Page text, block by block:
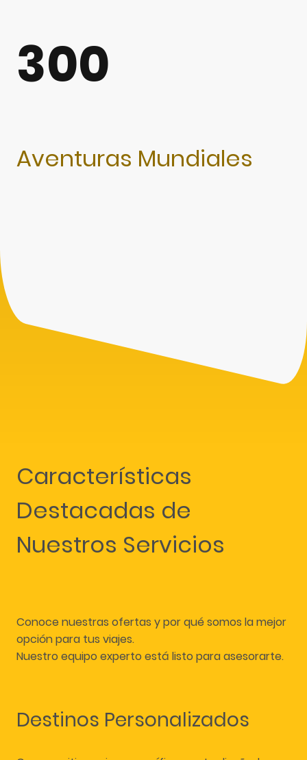
300
Aventuras Mundiales
Características
Destacadas de
Nuestros Servicios
Conoce nuestras ofertas y por qué somos la mejor
opción para tus viajes.
Nuestro equipo experto está listo para asesorarte.
Destinos Personalizados